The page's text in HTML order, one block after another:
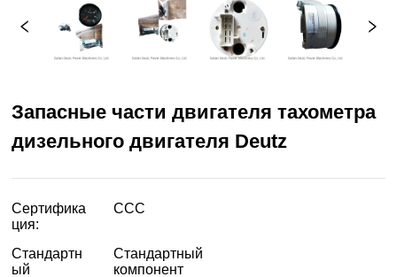
Запасные части двигателя тахометра
дизельного двигателя Deutz